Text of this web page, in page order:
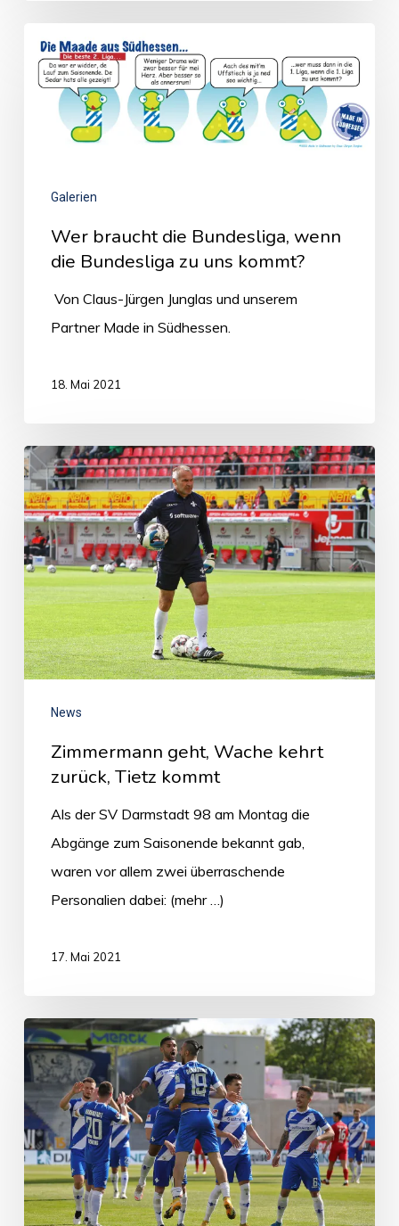
Galerien
Wer braucht die Bundesliga, wenn
die Bundesliga zu uns kommt?
Von Claus-Jürgen Junglas und unserem
Partner Made in Südhessen.
18. Mai 2021
News
Zimmermann geht, Wache kehrt
zurück, Tietz kommt
Als der SV Darmstadt 98 am Montag die
Abgänge zum Saisonende bekannt gab,
waren vor allem zwei überraschende
Personalien dabei: (mehr …)
17. Mai 2021